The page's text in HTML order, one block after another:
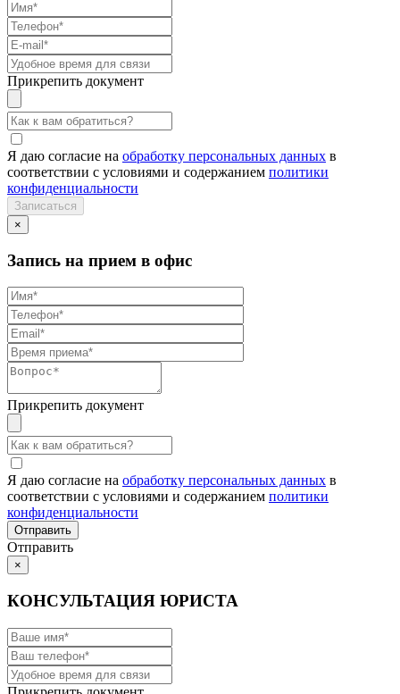
Прикрепить документ
Я даю согласие на обработку персональных данных в
соответствии с условиями и содержанием политики
конфиденциальности
×
Запись на прием в офис
Прикрепить документ
Я даю согласие на обработку персональных данных в
соответствии с условиями и содержанием политики
конфиденциальности
Отправить
×
КОНСУЛЬТАЦИЯ ЮРИСТА